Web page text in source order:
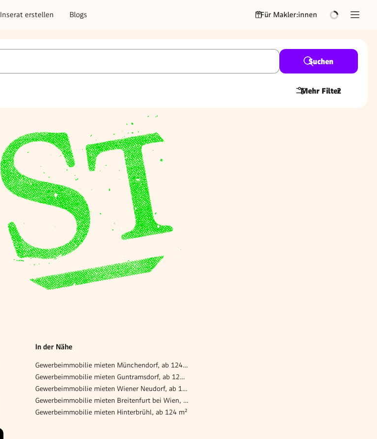
Inserat erstellen Blogs Für Makler:innen
Suchen
Mehr Filter
2
In der Nähe
Gewerbeimmobilie mieten Münchendorf, ab 124 m²
Gewerbeimmobilie mieten Guntramsdorf, ab 124 m²
Gewerbeimmobilie mieten Wiener Neudorf, ab 124 m²
Gewerbeimmobilie mieten Breitenfurt bei Wien, ab 124 m²
Gewerbeimmobilie mieten Hinterbrühl, ab 124 m²